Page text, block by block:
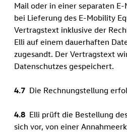
Mail oder in einer separaten
bei Lieferung des E-Mobility
Vertragstext inklusive der
Elli auf einem dauerhaften
zugesandt. Der Vertragstext
Datenschutzes gespeichert.
4.7 Die Rechnungstellung
4.8 Elli prüft die Bestellung
sich vor, von einer